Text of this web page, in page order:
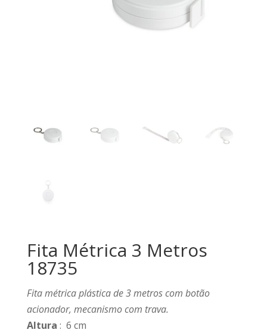
Fita Métrica 3 Metros
18735
Fita métrica plástica de 3 metros com botão
acionador, mecanismo com trava.
Altura : 6 cm